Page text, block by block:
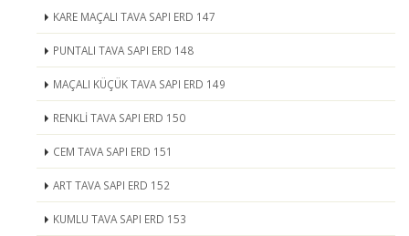
KARE MAÇALI TAVA SAPI ERD 147
PUNTALI TAVA SAPI ERD 148
MAÇALI KÜÇÜK TAVA SAPI ERD 149
RENKLİ TAVA SAPI ERD 150
CEM TAVA SAPI ERD 151
ART TAVA SAPI ERD 152
KUMLU TAVA SAPI ERD 153